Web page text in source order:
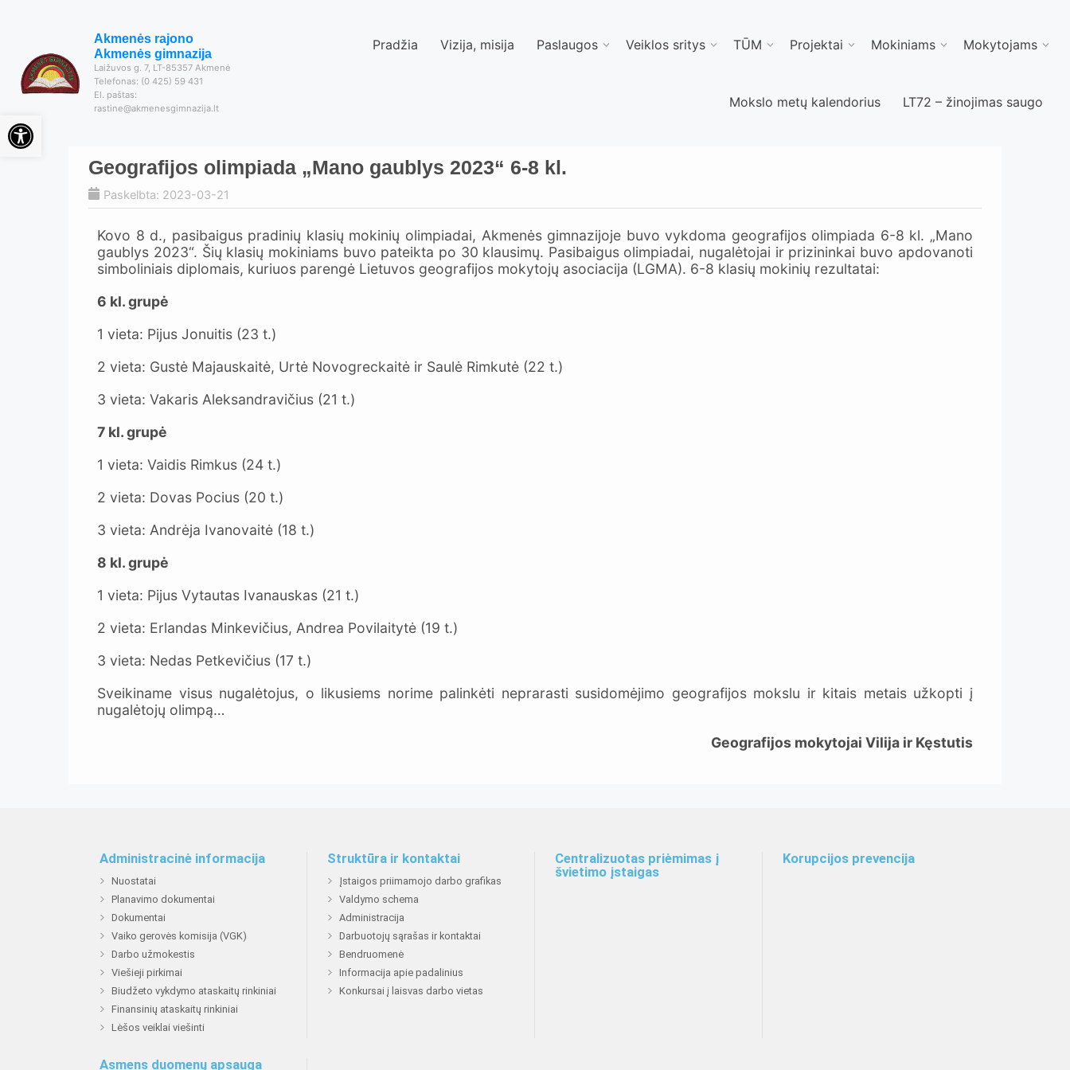
Akmenės rajono
Akmenės gimnazija
Laižuvos g. 7, LT-85357 Akmenė
Telefonas: (0 425) 59 431
El. paštas:
rastine@akmenesgimnazija.lt
Pradžia Vizija, misija Paslaugos Veiklos sritys TŪM Projektai Mokiniams Mokytojams
Mokslo metų kalendorius LT72 – žinojimas saugo
Geografijos olimpiada „Mano gaublys 2023“ 6-8 kl.
Paskelbta: 2023-03-21
Kovo 8 d., pasibaigus pradinių klasių mokinių olimpiadai, Akmenės gimnazijoje buvo vykdoma geografijos olimpiada 6-8 kl. „Mano
gaublys 2023“. Šių klasių mokiniams buvo pateikta po 30 klausimų. Pasibaigus olimpiadai, nugalėtojai ir prizininkai buvo apdovanoti
simboliniais diplomais, kuriuos parengė Lietuvos geografijos mokytojų asociacija (LGMA). 6-8 klasių mokinių rezultatai:
6 kl. grupė
1 vieta: Pijus Jonuitis (23 t.)
2 vieta: Gustė Majauskaitė, Urtė Novogreckaitė ir Saulė Rimkutė (22 t.)
3 vieta: Vakaris Aleksandravičius (21 t.)
7 kl. grupė
1 vieta: Vaidis Rimkus (24 t.)
2 vieta: Dovas Pocius (20 t.)
3 vieta: Andrėja Ivanovaitė (18 t.)
8 kl. grupė
1 vieta: Pijus Vytautas Ivanauskas (21 t.)
2 vieta: Erlandas Minkevičius, Andrea Povilaitytė (19 t.)
3 vieta: Nedas Petkevičius (17 t.)
Sveikiname visus nugalėtojus, o likusiems norime palinkėti neprarasti susidomėjimo geografijos mokslu ir kitais metais užkopti į
nugalėtojų olimpą…
Geografijos mokytojai Vilija ir Kęstutis
Administracinė informacija
Nuostatai
Planavimo dokumentai
Dokumentai
Vaiko gerovės komisija (VGK)
Darbo užmokestis
Viešieji pirkimai
Biudžeto vykdymo ataskaitų rinkiniai
Finansinių ataskaitų rinkiniai
Lėšos veiklai viešinti
Struktūra ir kontaktai
Įstaigos priimamojo darbo grafikas
Valdymo schema
Administracija
Darbuotojų sąrašas ir kontaktai
Bendruomenė
Informacija apie padalinius
Konkursai į laisvas darbo vietas
Centralizuotas priėmimas į
švietimo įstaigas
Korupcijos prevencija
Asmens duomenų apsauga
Open toolbar